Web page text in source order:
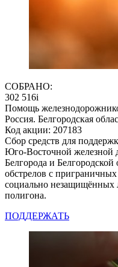
СОБРАНО:
302 516i
Помощь
Россия. Белгородская
Код акции: 207183
Сбор средств для
Юго-Восточной железной
Белгорода и Белгородской
обстрелов с
социально
полигона.
ПОДДЕРЖАТЬ